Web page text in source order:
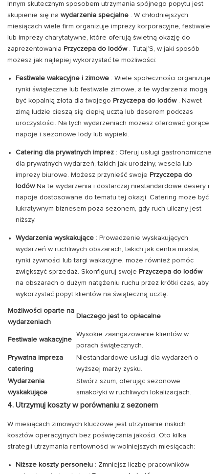
Innym skutecznym sposobem utrzymania spójnego popytu jest
skupienie się na wydarzenia specjalne . W chłodniejszych
miesiącach wiele firm organizuje imprezy korporacyjne, festiwale
lub imprezy charytatywne, które oferują świetną okazję do
zaprezentowania Przyczepa do lodów . Tutaj’S, w jaki sposób
możesz jak najlepiej wykorzystać te możliwości:
Festiwale wakacyjne i zimowe : Wiele społeczności organizuje
rynki świąteczne lub festiwale zimowe, a te wydarzenia mogą
być kopalnią złota dla twojego Przyczepa do lodów . Nawet
zimą ludzie cieszą się ciepłą ucztą lub deserem podczas
uroczystości. Na tych wydarzeniach możesz oferować gorące
napoje i sezonowe lody lub wypieki.
Catering dla prywatnych imprez : Oferuj usługi gastronomiczne
dla prywatnych wydarzeń, takich jak urodziny, wesela lub
imprezy biurowe. Możesz przynieść swoje Przyczepa do
lodów Na te wydarzenia i dostarczaj niestandardowe desery i
napoje dostosowane do tematu tej okazji. Catering może być
lukratywnym biznesem poza sezonem, gdy ruch uliczny jest
niższy.
Wydarzenia wyskakujące : Prowadzenie wyskakujących
wydarzeń w ruchliwych obszarach, takich jak centra miasta,
rynki żywności lub targi wakacyjne, może również pomóc
zwiększyć sprzedaż. Skonfiguruj swoje Przyczepa do lodów
na obszarach o dużym natężeniu ruchu przez krótki czas, aby
wykorzystać popyt klientów na świąteczną ucztę.
Możliwości oparte na
wydarzeniach
Dlaczego jest to opłacalne
Festiwale wakacyjne
Wysokie zaangażowanie klientów w
porach świątecznych.
Prywatna impreza
catering
Niestandardowe usługi dla wydarzeń o
wyższej marży zysku.
Wydarzenia
wyskakujące
Stwórz szum, oferując sezonowe
smakołyki w ruchliwych lokalizacjach.
4. Utrzymuj koszty w porównaniu z sezonem
W miesiącach zimowych kluczowe jest utrzymanie niskich
kosztów operacyjnych bez poświęcania jakości. Oto kilka
strategii utrzymania rentowności w wolniejszych miesiącach:
Niższe koszty personelu : Zmniejsz liczbę pracowników